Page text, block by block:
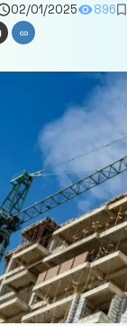
02/01/2025 896